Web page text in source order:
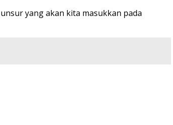
yang akan kita masukkan pada